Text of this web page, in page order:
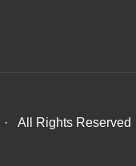
· All Rights Reserved